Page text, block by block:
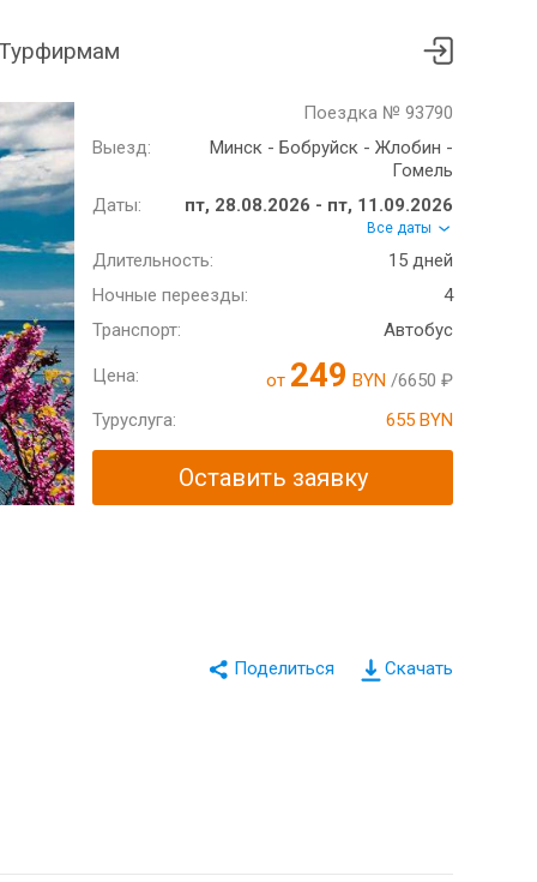
Поездка № 93790
Выезд:
Минск - Бобруйск - Жлобин -
Гомель
Даты:
пт, 28.08.2026 - пт, 11.09.2026
Все даты
Длительность:
15 дней
Ночные переезды:
4
Транспорт:
Автобус
Цена: от 249 BYN /6650 ₽
Туруслуга:
655 BYN
Оставить заявку
Скачать